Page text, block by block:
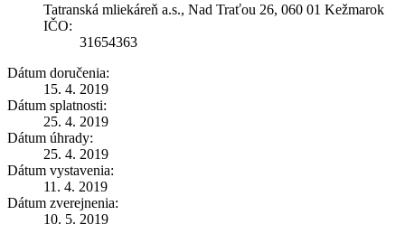
Tatranská mliekáreň a.s., Nad Traťou 26, 060 01 Kežmarok
IČO:
31654363
Dátum doručenia:
15. 4. 2019
Dátum splatnosti:
25. 4. 2019
Dátum úhrady:
25. 4. 2019
Dátum vystavenia:
11. 4. 2019
Dátum zverejnenia:
10. 5. 2019